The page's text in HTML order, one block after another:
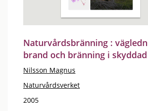
Naturvårdsbränning :
brand och bränning i
Nilsson Magnus
Naturvårdsverket
2005